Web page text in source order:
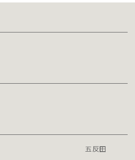
五反田